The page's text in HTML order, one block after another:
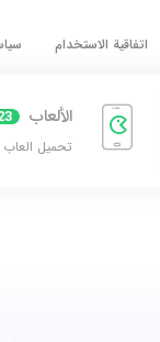
اتفاقية الاستخدام
الألعاب
تحميل العاب